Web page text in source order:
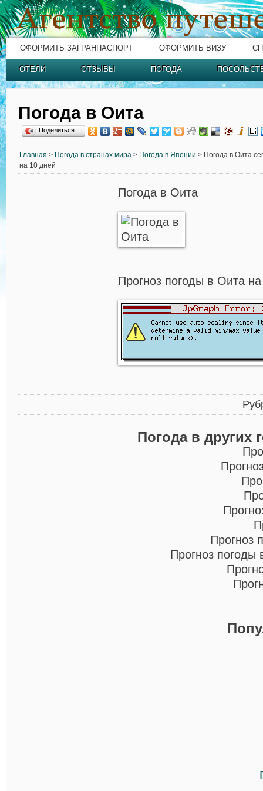
ОФОРМИТЬ ЗАГРАНПАСПОРТ ОФОРМИТЬ ВИЗУ
ОТЕЛИ ОТЗЫВЫ ПОГОДА
Погода в Оита
Поделиться…
Главная > Погода в странах мира > Погода в Японии > Погода в Оита
на 10 дней
Погода в Оита
Прогноз погоды в Оита
Погода в других
Прогноз
Прогноз погоды